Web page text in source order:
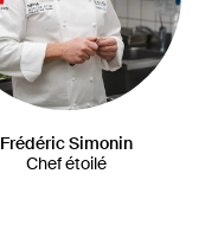
Frédéric Simonin
Chef étoilé